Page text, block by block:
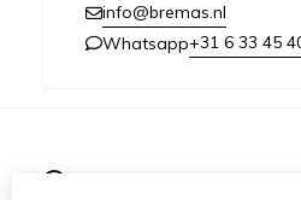
info@bremas.nl
Whatsapp+31 6 33 45